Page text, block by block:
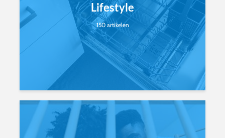
Lifestyle
150 artikelen